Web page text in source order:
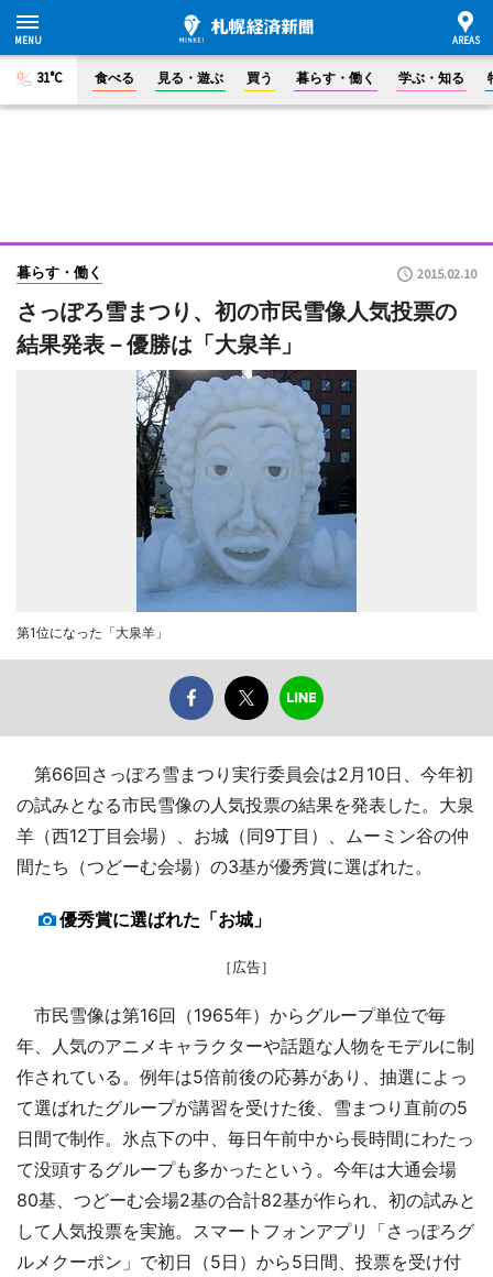
31°C 食べる 見る・遊ぶ 買う 暮らす・働く 学ぶ・知る
暮らす・働く 2015.02.10
さっぽろ雪まつり、初の市民雪像人気投票の
結果発表－優勝は「大泉羊」
第1位になった「大泉羊」
第66回さっぽろ雪まつり実行委員会は2月10日、今年初
の試みとなる市民雪像の人気投票の結果を発表した。大泉
羊（西12丁目会場）、お城（同9丁目）、ムーミン谷の仲
間たち（つどーむ会場）の3基が優秀賞に選ばれた。
優秀賞に選ばれた「お城」
［広告］
市民雪像は第16回（1965年）からグループ単位で毎
年、人気のアニメキャラクターや話題な人物をモデルに制
作されている。例年は5倍前後の応募があり、抽選によっ
て選ばれたグループが講習を受けた後、雪まつり直前の5
日間で制作。氷点下の中、毎日午前中から長時間にわたっ
て没頭するグループも多かったという。今年は大通会場
80基、つどーむ会場2基の合計82基が作られ、初の試みと
して人気投票を実施。スマートフォンアプリ「さっぽろグ
ルメクーポン」で初日（5日）から5日間、投票を受け付